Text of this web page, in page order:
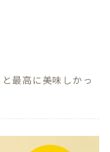
最高に美味しかっ